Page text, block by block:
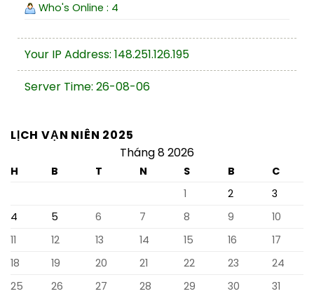
Who's Online : 4
Your IP Address: 148.251.126.195
Server Time: 26-08-06
LỊCH VẠN NIÊN 2025
Tháng 8 2026
H B T N S B
C
1
2
3
4
5 6 7 8 9
10
11
12 13 14 15 16
17
18
19 20 21 22 23
24
25
26 27 28 29 30 31